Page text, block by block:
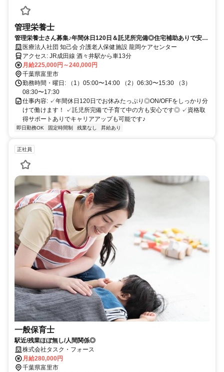
管理栄養士
管理栄養士さん募集♪年間休日120日＆託児所完備◎住宅補助ありで安心
★資格取得サポートも充実し、マイカー通勤OKで通勤ラクラク☆
医療法人社団 知己会 介護老人保健施設 龍岡ケアセンター
アクセス: JR成田線 酒々井駅から車13分
月給225,000円～240,000円
千葉県富里市
勤務時間・曜日: （1）05:00〜14:00 （2）06:30〜15:30 （3）
08:30〜17:30
仕事内容: ✓年間休日120日でお休みたっぷり◎ON/OFFをしっかり分
けて働けます！ ✓託児所完備で子育て中の方も安心です◎ ✓資格取
得サポートありでキャリアアップも可能です♪
即日勤務OK 固定時間制 残業なし 昇給あり
正社員
一般保育士
駅近/残業ほぼ無し/人間関係◎
株式会社タスク・フォース
月給280,000円
千葉県富里市